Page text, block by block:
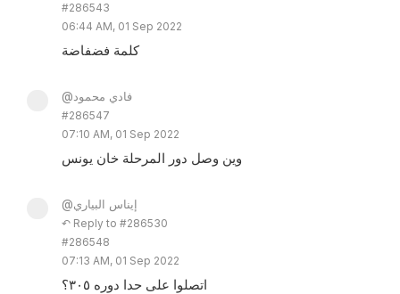
#286543
06:44 AM, 01 Sep 2022
كلمة فضفاضة
@فادي محمود
#286547
07:10 AM, 01 Sep 2022
وين وصل دور المرحلة خان يونس
@إيناس البياري
↶ Reply to #286530
#286548
07:13 AM, 01 Sep 2022
اتصلوا على حدا دوره ٣٠٥؟